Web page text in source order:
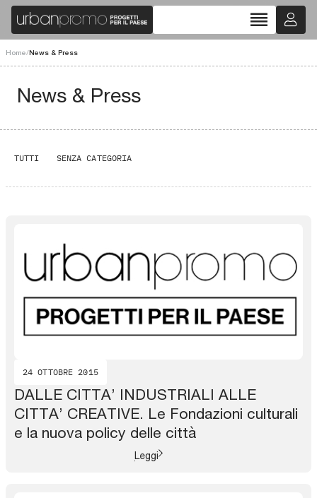
reorder
Home/News & Press
News & Press
TUTTI SENZA CATEGORIA
24 OTTOBRE 2015
DALLE CITTA’ INDUSTRIALI ALLE
CITTA’ CREATIVE. Le Fondazioni culturali
e la nuova policy delle città
Leggi